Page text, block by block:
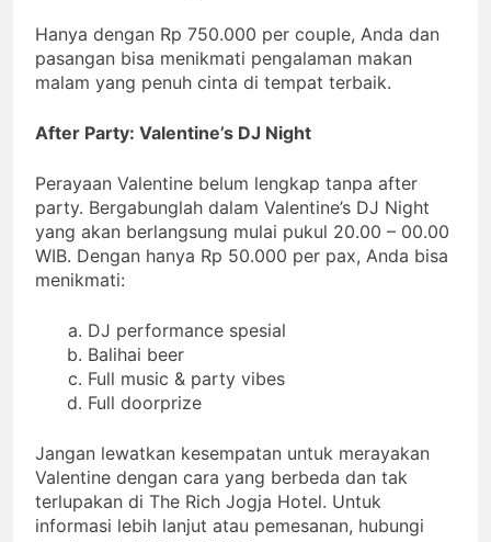
Hanya dengan Rp 750.000 per couple, Anda dan
pasangan bisa menikmati pengalaman makan
malam yang penuh cinta di tempat terbaik.
After Party: Valentine’s DJ Night
Perayaan Valentine belum lengkap tanpa after
party. Bergabunglah dalam Valentine’s DJ Night
yang akan berlangsung mulai pukul 20.00 – 00.00
WIB. Dengan hanya Rp 50.000 per pax, Anda bisa
menikmati:
DJ performance spesial
Balihai beer
Full music & party vibes
Full doorprize
Jangan lewatkan kesempatan untuk merayakan
Valentine dengan cara yang berbeda dan tak
terlupakan di The Rich Jogja Hotel. Untuk
informasi lebih lanjut atau pemesanan, hubungi